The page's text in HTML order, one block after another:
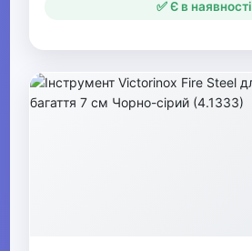
✅ Є в наявності